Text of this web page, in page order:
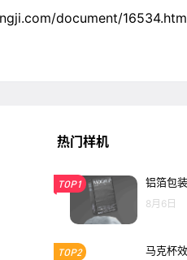
document/
热门样机
TOP1 铝箔包
8月6日
TOP2 马克杯